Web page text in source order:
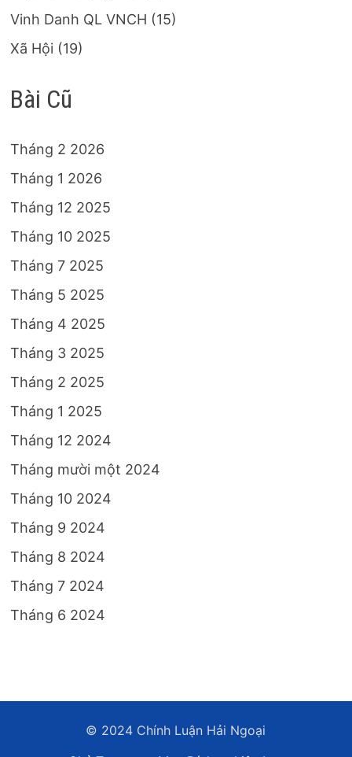
Vinh Danh QL VNCH (15)
Xã Hội (19)
Bài Cũ
Tháng 2 2026
Tháng 1 2026
Tháng 12 2025
Tháng 10 2025
Tháng 7 2025
Tháng 5 2025
Tháng 4 2025
Tháng 3 2025
Tháng 2 2025
Tháng 1 2025
Tháng 12 2024
Tháng mười một 2024
Tháng 10 2024
Tháng 9 2024
Tháng 8 2024
Tháng 7 2024
Tháng 6 2024
© 2024 Chính Luận Hải Ngoại